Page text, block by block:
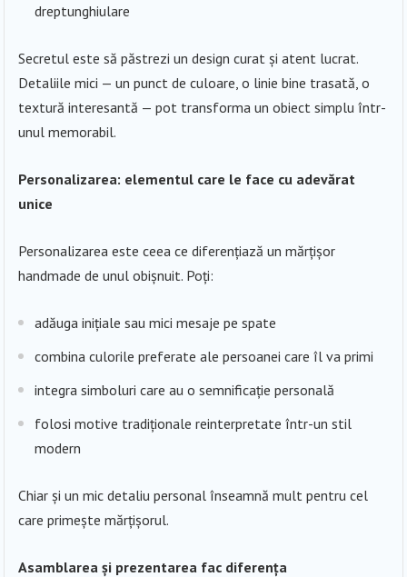
dreptunghiulare
Secretul este să păstrezi un design curat și atent lucrat.
Detaliile mici — un punct de culoare, o linie bine trasată, o
textură interesantă — pot transforma un obiect simplu într-
unul memorabil.
Personalizarea: elementul care le face cu adevărat
unice
Personalizarea este ceea ce diferențiază un mărțișor
handmade de unul obișnuit. Poți:
adăuga inițiale sau mici mesaje pe spate
combina culorile preferate ale persoanei care îl va primi
integra simboluri care au o semnificație personală
folosi motive tradiționale reinterpretate într-un stil
modern
Chiar și un mic detaliu personal înseamnă mult pentru cel
care primește mărțișorul.
Asamblarea și prezentarea fac diferența